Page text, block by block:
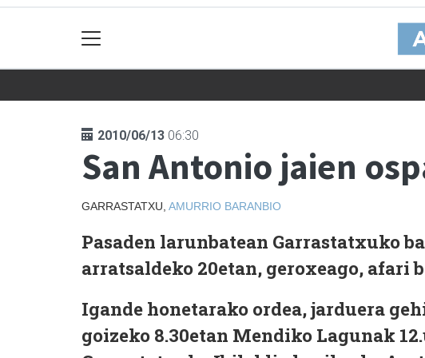
2010/06/13 06:30
San Antonio jaien
GARRASTATXU, AMURRIO BARANBIO
Pasaden larunbatean Garrastatxuko
arratsaldeko 20etan, geroxeago, afari
Igande honetarako ordea, jarduera
goizeko 8.30etan Mendiko Lagunak